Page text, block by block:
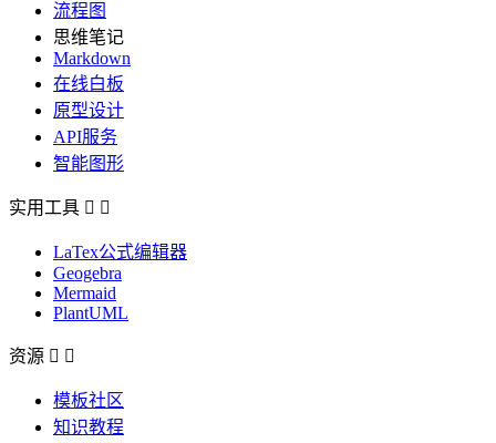
流程图
思维笔记
Markdown
在线白板
原型设计
API服务
智能图形
实用工具  
LaTex公式编辑器
Geogebra
Mermaid
PlantUML
资源  
模板社区
知识教程